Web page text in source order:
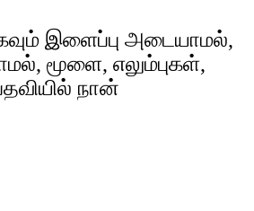
இளைப்பு அடையாமல்,
மூளை, எலும்புகள்,
நான்